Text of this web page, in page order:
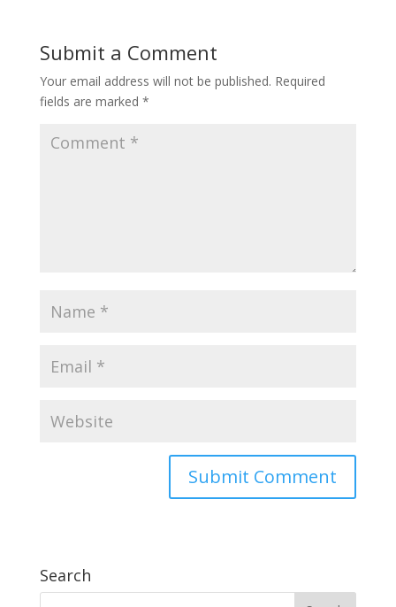
Submit a Comment
Your email address will not be published. Required
fields are marked *
Search